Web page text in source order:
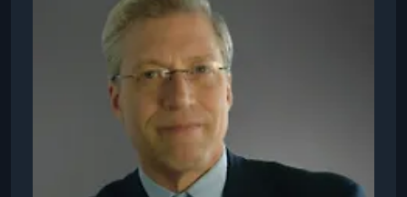
качестве волонтера Корпуса мира.Профессор
Эдвардс получил множество наград за
преподавание в Университете Флориды,
включая звание «Преподаватель года»